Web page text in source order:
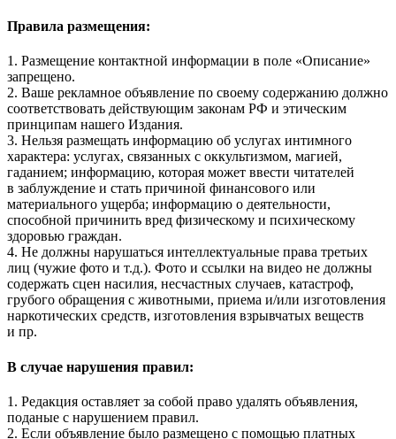
Правила размещения:
1. Размещение контактной информации в поле «Описание»
запрещено.
2. Ваше рекламное объявление по своему содержанию должно
соответствовать действующим законам РФ и этическим
принципам нашего Издания.
3. Нельзя размещать информацию об услугах интимного
характера: услугах, связанных с оккультизмом, магией,
гаданием; информацию, которая может ввести читателей
в заблуждение и стать причиной финансового или
материального ущерба; информацию о деятельности,
способной причинить вред физическому и психическому
здоровью граждан.
4. Не должны нарушаться интеллектуальные права третьих
лиц (чужие фото и т.д.). Фото и ссылки на видео не должны
содержать сцен насилия, несчастных случаев, катастроф,
грубого обращения с животными, приема и/или изготовления
наркотических средств, изготовления взрывчатых веществ
и пр.
В случае нарушения правил:
1. Редакция оставляет за собой право удалять объявления,
поданые с нарушением правил.
2. Если объявление было размещено с помощью платных